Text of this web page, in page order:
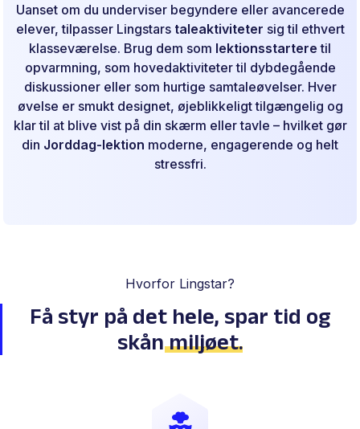
Uanset om du underviser begyndere eller avancerede
elever, tilpasser Lingstars taleaktiviteter sig til ethvert
klasseværelse. Brug dem som lektionsstartere til
opvarmning, som hovedaktiviteter til dybdegående
diskussioner eller som hurtige samtaleøvelser. Hver
øvelse er smukt designet, øjeblikkeligt tilgængelig og
klar til at blive vist på din skærm eller tavle – hvilket gør
din Jorddag-lektion moderne, engagerende og helt
stressfri.
Hvorfor Lingstar?
Få styr på det hele, spar tid og
skånmiljøet.